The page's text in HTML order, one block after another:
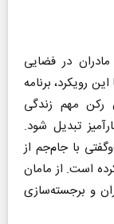
در فضایی
رویکرد، برنامه
رکن مهم زندگی
تبدیل شود.
با جام‌جم از
است. از مامان
و برجسته‌سازی